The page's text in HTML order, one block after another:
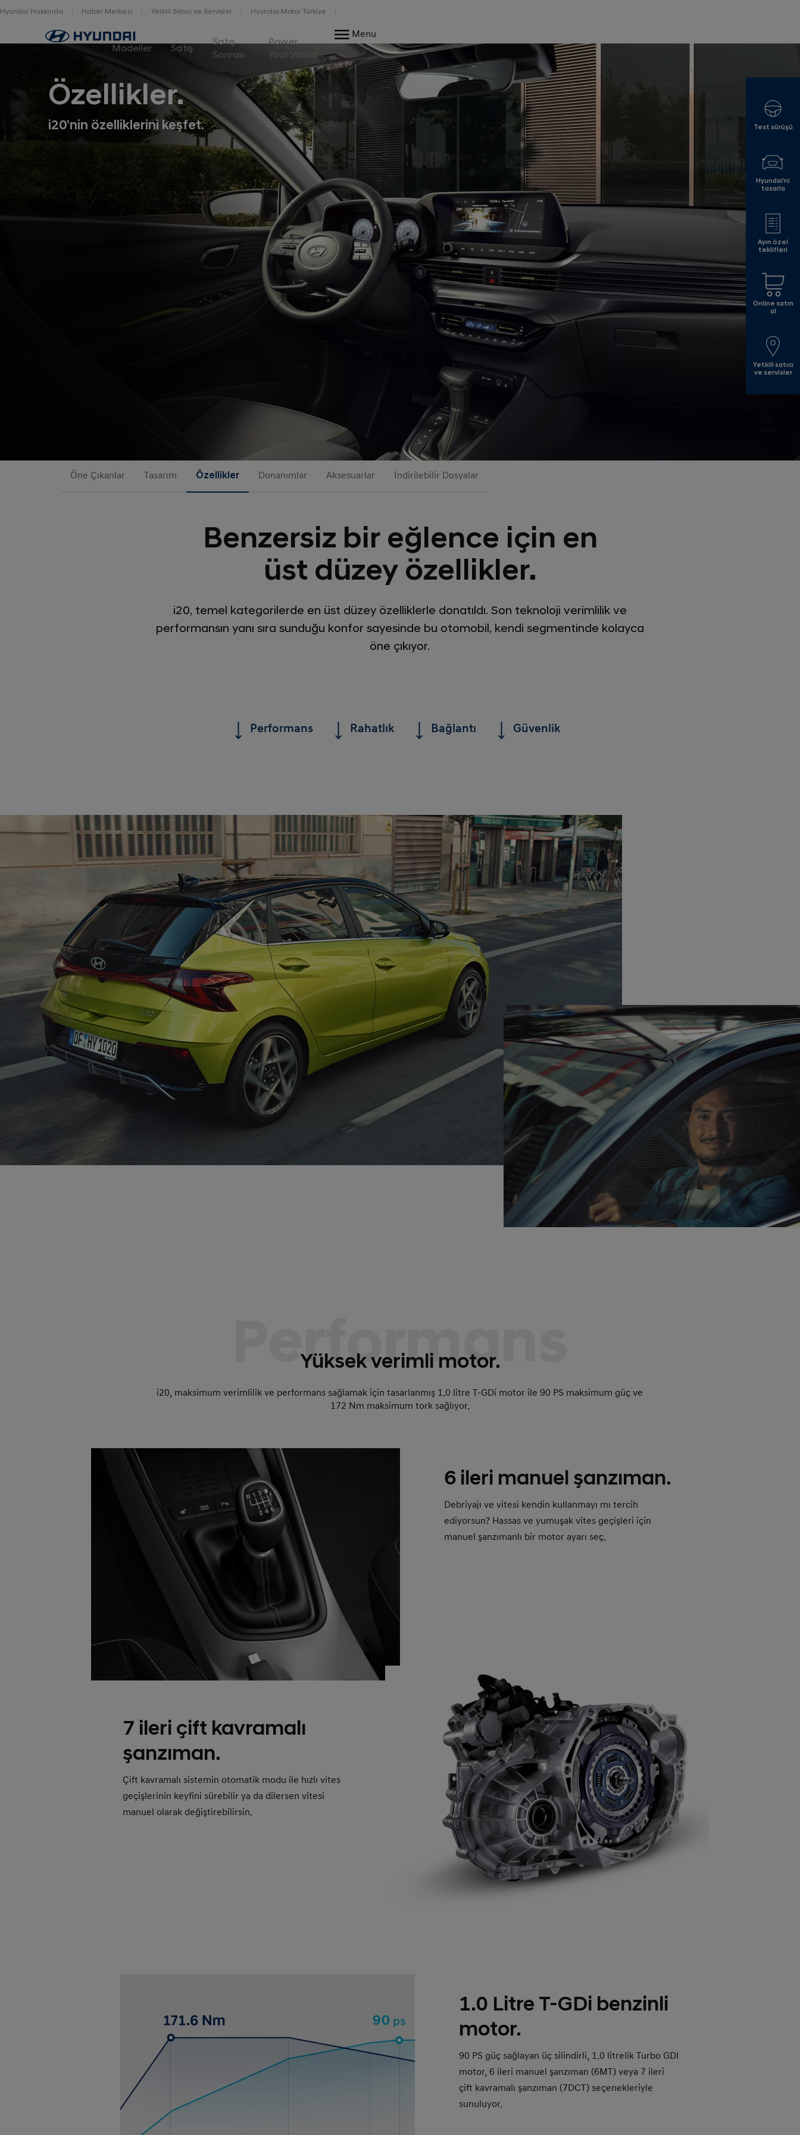
Hyundai Hakkında Haber Merkezi Yetkili Satıcı ve Servisler Hyundai Motor Türkiye
Home
Modeller Satış
Satış
Sonrası
Power
Your World
Menu
Özellikler.
i20’nin özelliklerini keşfet.
Öne Çıkanlar Tasarım Özellikler Donanımlar Aksesuarlar İndirilebilir Dosyalar
Benzersiz bir eğlence için en
üst düzey özellikler.
i20, temel kategorilerde en üst düzey özelliklerle donatıldı. Son teknoloji verimlilik ve
performansın yanı sıra sunduğu konfor sayesinde bu otomobil, kendi segmentinde kolayca
öne çıkıyor.
Test sürüşü
Hyundai'ni
tasarla
Ayın özel
teklifleri
Online satın
al
Yetkili satıcı
ve servisler
Performans Rahatlık Bağlantı Güvenlik
Performans
Yüksek verimli motor​.
i20, maksimum verimlilik ve performans sağlamak için tasarlanmış 1.0 litre T-GDi motor ile 90 PS maksimum güç ve
172 Nm maksimum tork sağlıyor.
6 ileri manuel şanzıman.
Debriyajı ve vitesi kendin kullanmayı mı tercih
ediyorsun? Hassas ve yumuşak vites geçişleri için
manuel şanzımanlı bir motor ayarı seç.
7 ileri çift kavramalı
şanzıman.
Çift kavramalı sistemin otomatik modu ile hızlı vites
geçişlerinin keyfini sürebilir ya da dilersen vitesi
manuel olarak değiştirebilirsin.
1.0 Litre T-GDi benzinli
motor.
90 PS güç sağlayan üç silindirli, 1.0 litrelik Turbo GDI
motor, 6 ileri manuel şanzıman (6MT) veya 7 ileri
çift kavramalı şanzıman (7DCT) seçenekleriyle
sunuluyor.